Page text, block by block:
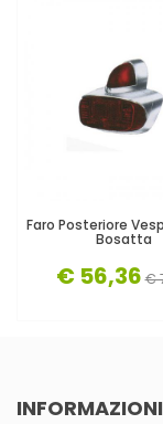
Faro Posteriore
Bosatta
€ 56,36 €